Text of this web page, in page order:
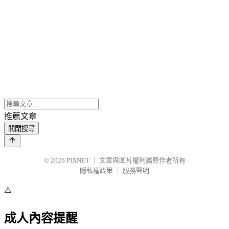
推薦文章
關閉搜尋
© 2026 PIXNET
文章與圖片權利屬原作者所有
隱私權政策
服務聲明
⚠️
成人內容提醒